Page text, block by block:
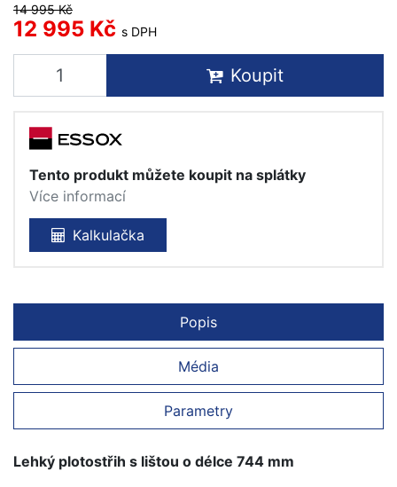
14 995 Kč
12 995 Kč s DPH
Koupit
Tento produkt můžete koupit na splátky
Více informací
Kalkulačka
Popis
Média
Parametry
Lehký plotostřih s lištou o délce 744 mm